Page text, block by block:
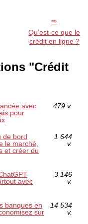
Qu’est-ce que le
crédit en ligne ?
"Crédit
avec
pour
479 v.
de bord
le marché,
et créer du
1 644
v.
avec
3 146
v.
banques en
sur
14 534
v.